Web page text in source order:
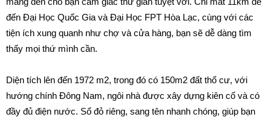
đến Đại Học Quốc Gia và Đại Học FPT Hòa Lạc, cùng với các
tiện ích xung quanh như chợ và cửa hàng, bạn sẽ dễ dàng tìm
thấy mọi thứ mình cần.
Diện tích lên đến 1972 m2, trong đó có 150m2 đất thổ cư, với
hướng chính Đông Nam, ngôi nhà được xây dựng kiên cố và có
đầy đủ điện nước. Sổ đỏ riêng, sang tên nhanh chóng, giúp bạn